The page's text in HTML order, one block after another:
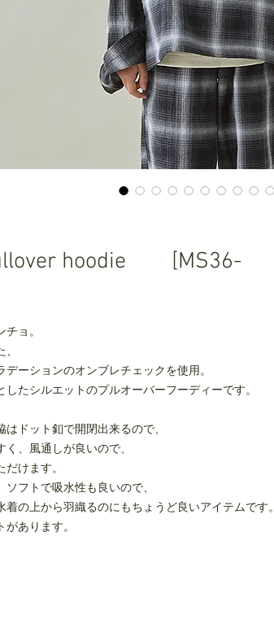
hoodie [MS36-
ョ。
ーションのオンブレチェックを使用。
たシルエットのプルオーバーフーディーです。
ドット釦で開閉出来るので、
、風通しが良いので、
けます。
フトで吸水性も良いので、
の上から羽織るのにもちょうど良いアイテムです。
あります。